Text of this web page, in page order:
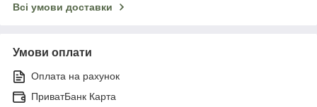
Всі умови доставки
Умови оплати
Оплата на рахунок
ПриватБанк Карта